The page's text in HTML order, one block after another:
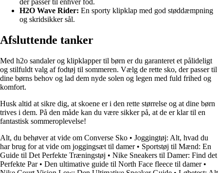
der passer til enhver fod.
H2O Wave Rider: En sporty klipklap med god støddæmpning
og skridsikker sål.
Afsluttende tanker
Med h2o sandaler og klipklapper til børn er du garanteret et pålideligt
og stilfuldt valg af fodtøj til sommeren. Vælg de rette sko, der passer til
dine børns behov og lad dem nyde solen og legen med fuld frihed og
komfort.
Husk altid at sikre dig, at skoene er i den rette størrelse og at dine børn
trives i dem. På den måde kan du være sikker på, at de er klar til en
fantastisk sommeroplevelse!
Alt, du behøver at vide om Converse Sko • Joggingtøj: Alt, hvad du
har brug for at vide om joggingsæt til damer• Sportstøj til Mænd: En
Guide til Det Perfekte Træningstøj • Nike Sneakers til Damer: Find det
Perfekte Par• Den ultimative guide til North Face fleece til damer•